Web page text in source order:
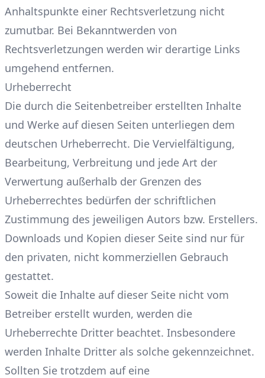
Anhaltspunkte einer Rechtsverletzung nicht
zumutbar. Bei Bekanntwerden von
Rechtsverletzungen werden wir derartige Links
umgehend entfernen.
Urheberrecht
Die durch die Seitenbetreiber erstellten Inhalte
und Werke auf diesen Seiten unterliegen dem
deutschen Urheberrecht. Die Vervielfältigung,
Bearbeitung, Verbreitung und jede Art der
Verwertung außerhalb der Grenzen des
Urheberrechtes bedürfen der schriftlichen
Zustimmung des jeweiligen Autors bzw. Erstellers.
Downloads und Kopien dieser Seite sind nur für
den privaten, nicht kommerziellen Gebrauch
gestattet.
Soweit die Inhalte auf dieser Seite nicht vom
Betreiber erstellt wurden, werden die
Urheberrechte Dritter beachtet. Insbesondere
werden Inhalte Dritter als solche gekennzeichnet.
Sollten Sie trotzdem auf eine